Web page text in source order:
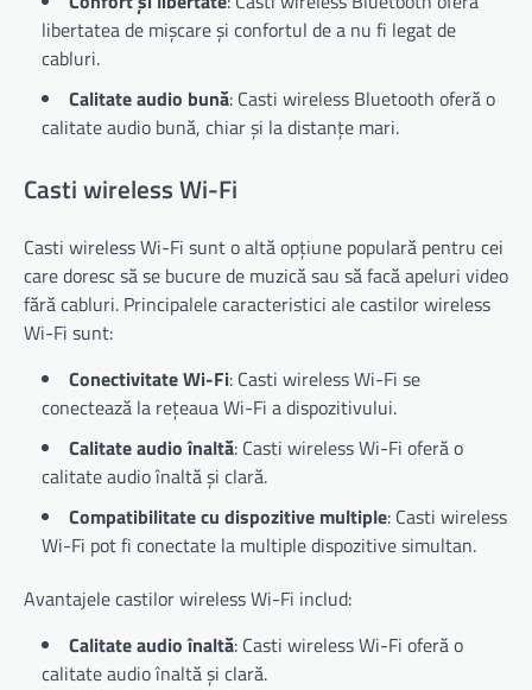
libertatea de mișcare și confortul de a nu fi legat de
cabluri.
Calitate audio bună: Casti wireless Bluetooth oferă o
calitate audio bună, chiar și la distanțe mari.
Casti wireless Wi-Fi
Casti wireless Wi-Fi sunt o altă opțiune populară pentru cei
care doresc să se bucure de muzică sau să facă apeluri video
fără cabluri. Principalele caracteristici ale castilor wireless
Wi-Fi sunt:
Conectivitate Wi-Fi: Casti wireless Wi-Fi se
conectează la rețeaua Wi-Fi a dispozitivului.
Calitate audio înaltă: Casti wireless Wi-Fi oferă o
calitate audio înaltă și clară.
Compatibilitate cu dispozitive multiple: Casti wireless
Wi-Fi pot fi conectate la multiple dispozitive simultan.
Avantajele castilor wireless Wi-Fi includ:
Calitate audio înaltă: Casti wireless Wi-Fi oferă o
calitate audio înaltă și clară.